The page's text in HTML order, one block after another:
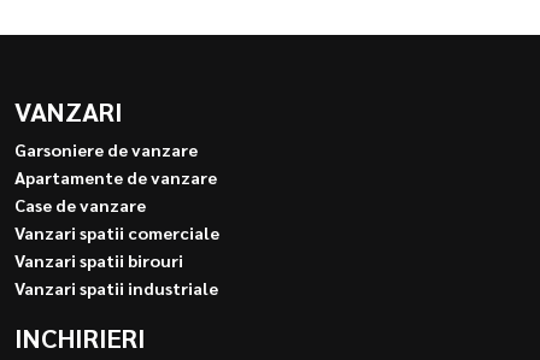
VANZARI
Garsoniere de vanzare
Apartamente de vanzare
Case de vanzare
Vanzari spatii comerciale
Vanzari spatii birouri
Vanzari spatii industriale
INCHIRIERI